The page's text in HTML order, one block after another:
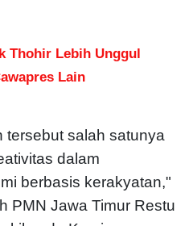
Thohir Lebih Unggul
Lain
tersebut salah satunya
dalam
berbasis kerakyatan,"
PMN Jawa Timur Restu